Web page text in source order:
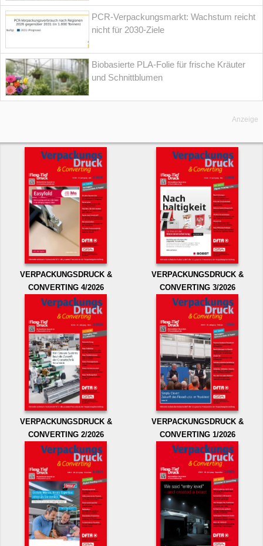
PCR-Verpackungsmarkt: Wachstum reicht
nicht für 2030-Ziele
Biobasierte PLA-Folie für frische Kräuter
und Schnittblumen
Anzeige
VERPACKUNGSDRUCK &
CONVERTING 4/2026
VERPACKUNGSDRUCK &
CONVERTING 3/2026
VERPACKUNGSDRUCK &
CONVERTING 2/2026
VERPACKUNGSDRUCK &
CONVERTING 1/2026